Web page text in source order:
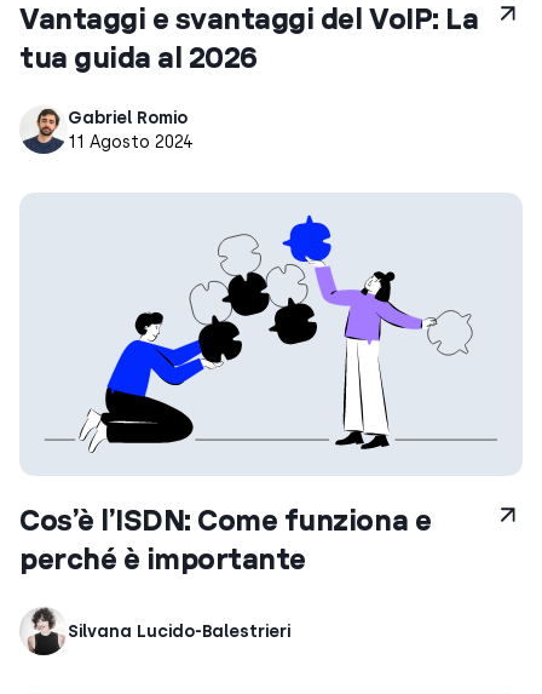
Vantaggi e svantaggi del VoIP: La
tua guida al 2026
Gabriel Romio
11 Agosto 2024
Cos’è l’ISDN: Come funziona e
perché è importante
Silvana Lucido-Balestrieri